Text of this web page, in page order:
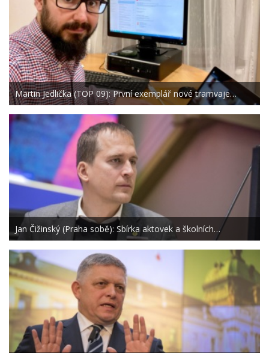
Martin Jedlička (TOP 09): První exemplář nové tramvaje…
Jan Čižinský (Praha sobě): Sbírka aktovek a školních…